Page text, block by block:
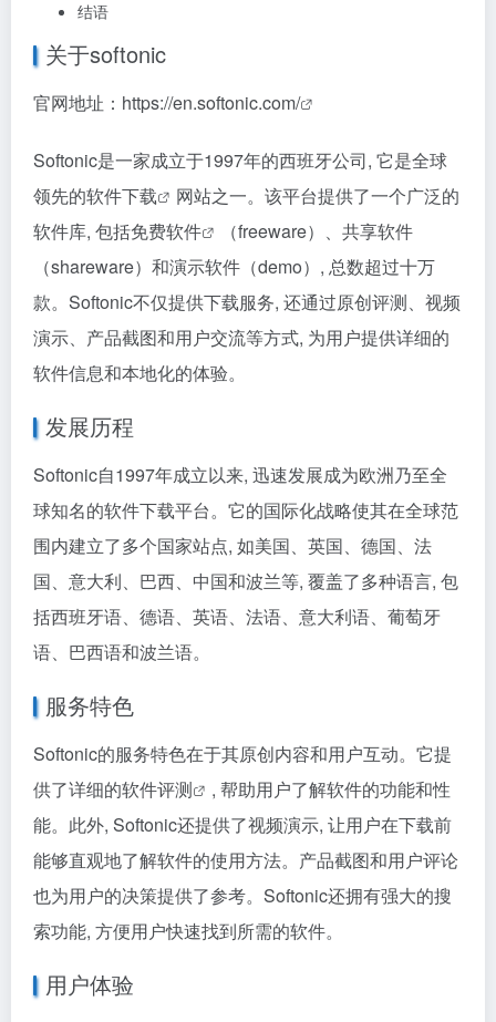
结语
关于softonic
官网地址： https://en.softonic.com/
Softonic是一家成立于1997年的西班牙公司, 它是全球
领先的软件下载
网站之一。该平台提供了一个广泛的
软件库, 包括免费软件
（freeware）、共享软件
（shareware）和演示软件（demo）, 总数超过十万
款。Softonic不仅提供下载服务, 还通过原创评测、视频
演示、产品截图和用户交流等方式, 为用户提供详细的
软件信息和本地化的体验。
发展历程
Softonic自1997年成立以来, 迅速发展成为欧洲乃至全
球知名的软件下载平台。它的国际化战略使其在全球范
围内建立了多个国家站点, 如美国、英国、德国、法
国、意大利、巴西、中国和波兰等, 覆盖了多种语言, 包
括西班牙语、德语、英语、法语、意大利语、葡萄牙
语、巴西语和波兰语。
服务特色
Softonic的服务特色在于其原创内容和用户互动。它提
供了详细的软件评测
, 帮助用户了解软件的功能和性
能。此外, Softonic还提供了视频演示, 让用户在下载前
能够直观地了解软件的使用方法。产品截图和用户评论
也为用户的决策提供了参考。Softonic还拥有强大的搜
索功能, 方便用户快速找到所需的软件。
用户体验